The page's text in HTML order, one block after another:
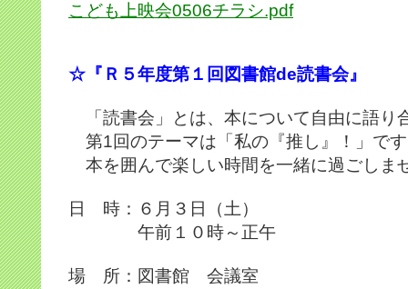
こども上映会0506チラシ.pdf
☆『Ｒ５年度第１回図書館de読書会』
「読書会」とは、本について自由に語り
第1回のテーマは「私の『推し』！」で
本を囲んで楽しい時間を一緒に過ごしま
日 時：６月３日（土）
午前１０時～正午
場 所：図書館 会議室